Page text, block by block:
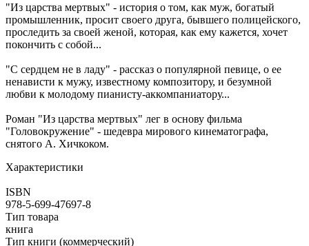
"Из царства мертвых" - история о том, как муж, богатый
промышленник, просит своего друга, бывшего полицейского,
проследить за своей женой, которая, как ему кажется, хочет
покончить с собой...
"С сердцем не в ладу" - рассказ о популярной певице, о ее
ненависти к мужу, известному композитору, и безумной
любви к молодому пианисту-аккомпаниатору...
Роман "Из царства мертвых" лег в основу фильма
"Головокружение" - шедевра мирового кинематографа,
снятого А. Хичкоком.
Характеристики
ISBN
978-5-699-47697-8
Тип товара
книга
Тип книги (коммерческий)